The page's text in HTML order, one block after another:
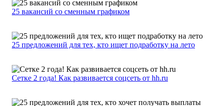
25 вакансий со сменным графиком
25 предложений для тех, кто ищет подработку на лето
Сетке 2 года! Как развивается соцсеть от hh.ru